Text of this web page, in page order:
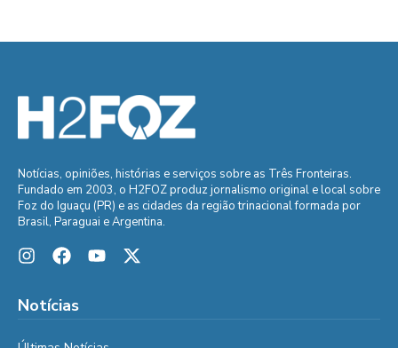
Notícias, opiniões, histórias e serviços sobre as Três Fronteiras.
Fundado em 2003, o H2FOZ produz jornalismo original e local sobre
Foz do Iguaçu (PR) e as cidades da região trinacional formada por
Brasil, Paraguai e Argentina.
Notícias